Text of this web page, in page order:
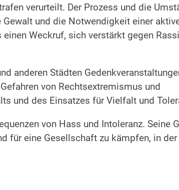
verurteilt. Der Prozess und die
und die Notwendigkeit einer
Weckruf, sich verstärkt gegen
anderen Städten
von Rechtsextremismus und
und des Einsatzes für Vielfalt und
von Hass und Intoleranz. Seine
für eine Gesellschaft zu kämpfen, in